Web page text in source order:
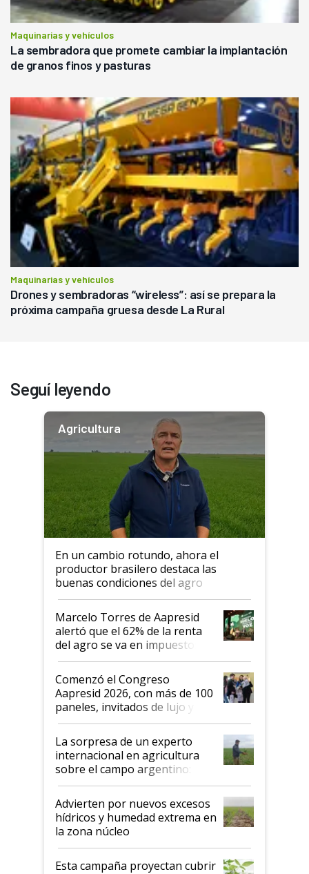
Maquinarias y vehículos
La sembradora que promete cambiar la implantación
de granos finos y pasturas
Maquinarias y vehículos
Drones y sembradoras “wireless”: así se prepara la
próxima campaña gruesa desde La Rural
Seguí leyendo
Agricultura
En un cambio rotundo, ahora el
productor brasilero destaca las
buenas condiciones del agro
argentino para invertir: "Los veo
más motivados"
Marcelo Torres de Aapresid
alertó que el 62% de la renta
del agro se va en impuestos:
"No es bueno que en
Argentina se sigan discutiendo
las mismas cosas de hace 50
años"
Comenzó el Congreso
Aapresid 2026, con más de 100
paneles, invitados de lujo y
todas las tendencias
La sorpresa de un experto
internacional en agricultura
sobre el campo argentino:
"Estoy muy impresionado"
Advierten por nuevos excesos
hídricos y humedad extrema en
la zona núcleo
Esta campaña proyectan cubrir